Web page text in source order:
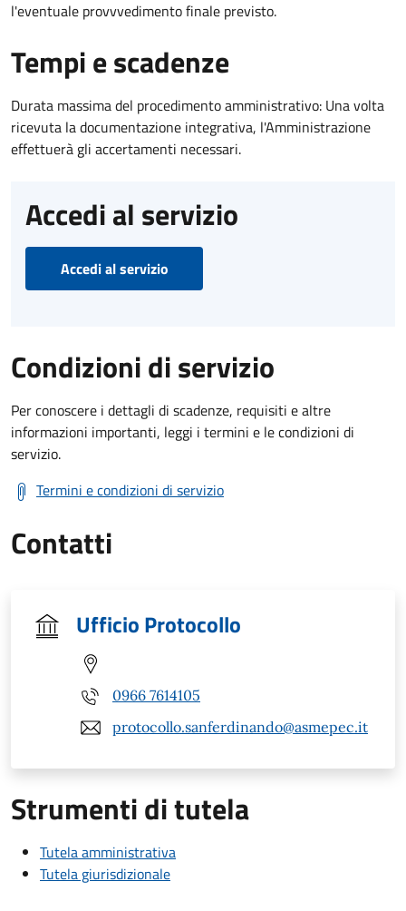
l'eventuale provvvedimento finale previsto.
Tempi e scadenze
Durata massima del procedimento amministrativo: Una volta
ricevuta la documentazione integrativa, l'Amministrazione
effettuerà gli accertamenti necessari.
Accedi al servizio
Accedi al servizio
Condizioni di servizio
Per conoscere i dettagli di scadenze, requisiti e altre
informazioni importanti, leggi i termini e le condizioni di
servizio.
Termini e condizioni di servizio
Contatti
Ufficio Protocollo
0966 7614105
protocollo.sanferdinando@asmepec.it
Strumenti di tutela
Tutela amministrativa
Tutela giurisdizionale